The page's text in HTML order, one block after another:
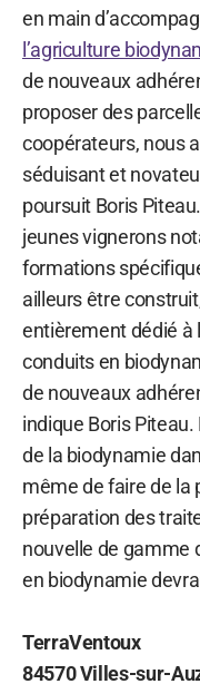
en main
l’agriculture
de nouveaux
proposer des
coopérateurs, nous
séduisant et
poursuit Boris
jeunes vignerons
formations
ailleurs être
entièrement dédié à
conduits en
de nouveaux
indique Boris
de la biodynamie
même de faire de la
préparation des
nouvelle de gamme
en biodynamie
TerraVentoux
84570 Villes-sur-